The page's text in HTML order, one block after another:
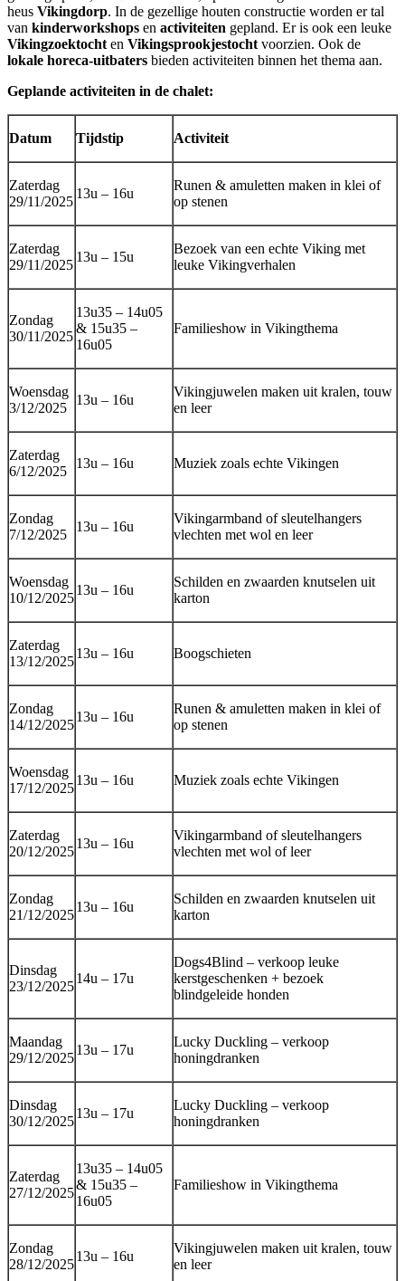
heus Vikingdorp. In de gezellige houten constructie worden er tal
van kinderworkshops en activiteiten gepland. Er is ook een leuke
Vikingzoektocht en Vikingsprookjestocht voorzien. Ook de
lokale horeca-uitbaters bieden activiteiten binnen het thema aan.
Geplande activiteiten in de chalet:
Datum Tijdstip Activiteit
Zaterdag
29/11/2025
13u – 16u
Runen & amuletten maken in klei of
op stenen
Zaterdag
29/11/2025
13u – 15u
Bezoek van een echte Viking met
leuke Vikingverhalen
Zondag
30/11/2025
13u35 – 14u05
& 15u35 –
16u05
Familieshow in Vikingthema
Woensdag
3/12/2025
13u – 16u
Vikingjuwelen maken uit kralen, touw
en leer
Zaterdag
6/12/2025
13u – 16u Muziek zoals echte Vikingen
Zondag
7/12/2025
13u – 16u
Vikingarmband of sleutelhangers
vlechten met wol en leer
Woensdag
10/12/2025
13u – 16u
Schilden en zwaarden knutselen uit
karton
Zaterdag
13/12/2025
13u – 16u Boogschieten
Zondag
14/12/2025
13u – 16u
Runen & amuletten maken in klei of
op stenen
Woensdag
17/12/2025
13u – 16u Muziek zoals echte Vikingen
Zaterdag
20/12/2025
13u – 16u
Vikingarmband of sleutelhangers
vlechten met wol of leer
Zondag
21/12/2025
13u – 16u
Schilden en zwaarden knutselen uit
karton
Dinsdag
23/12/2025
14u – 17u
Dogs4Blind – verkoop leuke
kerstgeschenken + bezoek
blindgeleide honden
Maandag
29/12/2025
13u – 17u
Lucky Duckling – verkoop
honingdranken
Dinsdag
30/12/2025
13u – 17u
Lucky Duckling – verkoop
honingdranken
Zaterdag
27/12/2025
13u35 – 14u05
& 15u35 –
16u05
Familieshow in Vikingthema
Zondag
28/12/2025
13u – 16u
Vikingjuwelen maken uit kralen, touw
en leer